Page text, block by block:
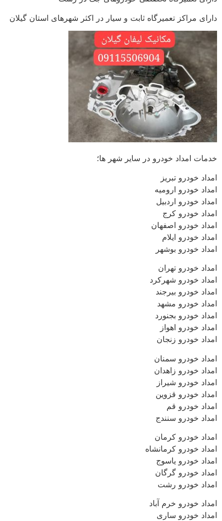
دارای مراکز تعمیرگاه ثابت و سیار در اکثر شهرهای استان گیلان
خدمات امداد خودرو در سایر شهر ها؛
امداد خودرو تبریز
امداد خودرو ارومیه
امداد خودرو اردبیل
امداد خودرو کرج
امداد خودرو اصفهان
امداد خودرو ایلام
امداد خودرو بوشهر
امداد خودرو تهران
امداد خودرو شهرکرد
امداد خودرو بیرجند
امداد خودرو مشهد
امداد خودرو بجنورد
امداد خودرو اهواز
امداد خودرو زنجان
امداد خودرو سمنان
امداد خودرو زاهدان
امداد خودرو شیراز
امداد خودرو قزوین
امداد خودرو قم
امداد خودرو سنندج
امداد خودرو کرمان
امداد خودرو کرمانشاه
امداد خودرو یاسوج
امداد خودرو گرگان
امداد خودرو رشت
امداد خودرو خرم آباد
امداد خودرو ساری